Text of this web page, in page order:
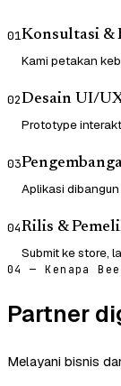
01Konsultasi &
Kami petakan
02Desain UI/
Prototype
03
Aplikasi
04Rilis &
Submit ke store,
04 — Kenapa
Partner
Melayani bisnis